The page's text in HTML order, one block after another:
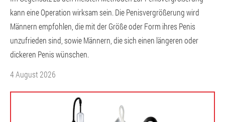
kann eine Operation wirksam sein. Die Penisvergrößerung wird
Männern empfohlen, die mit der Größe oder Form ihres Penis
unzufrieden sind, sowie Männern, die sich einen längeren oder
dickeren Penis wünschen.
4 August 2026